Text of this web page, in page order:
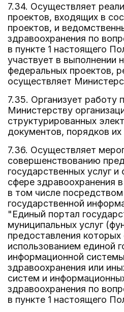
7.34. Осуществляет
проектов, входящих в
проектов, и
здравоохранения по
в пункте 1 настоящего
участвует в выполнении
федеральных проектов,
осуществляет
7.35. Организует работу
Министерству
структурированных
документов, порядков их
7.36. Осуществляет
совершенствованию
государственных услуг
сфере здравоохранения
в том числе
государственной
"Единый портал
муниципальных услуг
предоставления которых
использованием единой
информационной
здравоохранения или
систем и
здравоохранения по
в пункте 1 настоящего